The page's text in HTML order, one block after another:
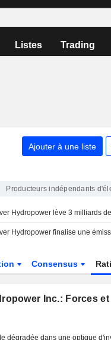
Listes Trading
Ajouter à une liste
Producteurs indépendants
Consensus
Inc.: Forces et
dégradée dans une optique